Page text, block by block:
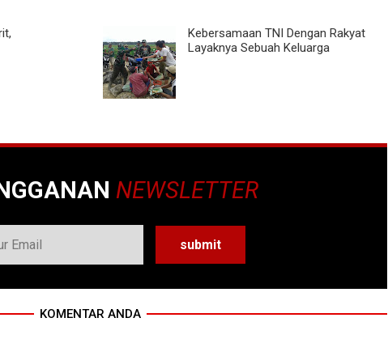
Kebersamaan TNI Dengan Rakyat
Layaknya Sebuah Keluarga
NEWSLETTER
KOMENTAR ANDA